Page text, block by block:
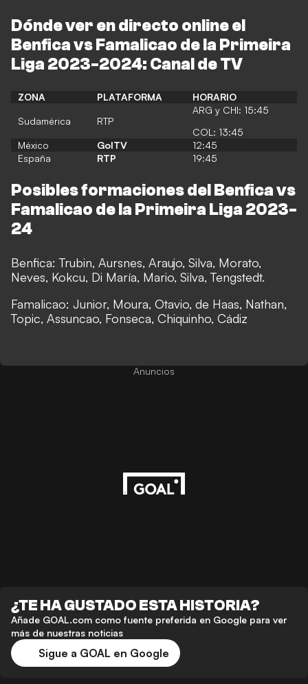
Dónde ver en directo online el
Benfica vs Famalicao de la Primeira
Liga 2023-2024: Canal de TV
ZONA PLATAFORMA HORARIO
Sudamérica RTP
ARG y CHI: 15:45
COL: 13:45
México
GolTV
12:45
España
RTP 19:45
Posibles formaciones del Benfica vs
Famalicao de la Primeira Liga 2023-
24
Benfica:Trubin, Aursnes, Araujo, Silva, Morato,
Neves, Kokcu, Di María, Mario, Silva, Tengstedt.
Famalicao: Junior, Moura, Otavio, de Haas, Nathan,
Topic, Assuncao, Fonseca, Chiquinho, Cádiz
Anuncios
¿TE HA GUSTADO ESTA HISTORIA?
Añade GOAL.com como fuente preferida en Google para ver
más de nuestras noticias
Sigue a GOAL en Google